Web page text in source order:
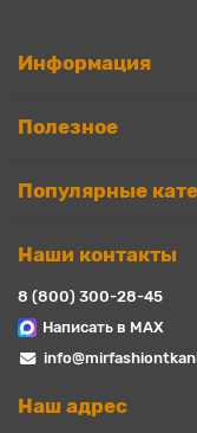
Информация
Полезное
Популярные
Наши контакты
8 (800) 300-28-45
Написать в MAX
Наш адрес